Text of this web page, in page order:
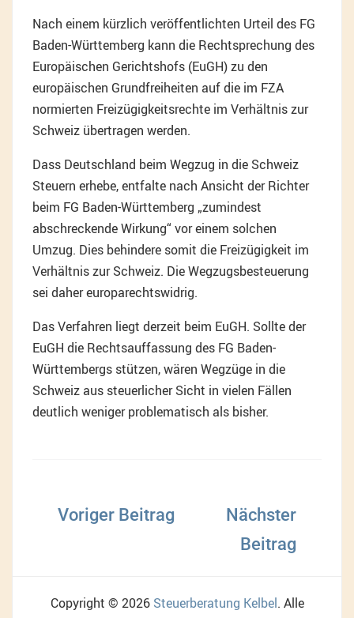
Nach einem kürzlich veröffentlichten Urteil des FG
Baden-Württemberg kann die Rechtsprechung des
Europäischen Gerichtshofs (EuGH) zu den
europäischen Grundfreiheiten auf die im FZA
normierten Freizügigkeitsrechte im Verhältnis zur
Schweiz übertragen werden.
Dass Deutschland beim Wegzug in die Schweiz
Steuern erhebe, entfalte nach Ansicht der Richter
beim FG Baden-Württemberg „zumindest
abschreckende Wirkung“ vor einem solchen
Umzug. Dies behindere somit die Freizügigkeit im
Verhältnis zur Schweiz. Die Wegzugsbesteuerung
sei daher europarechtswidrig.
Das Verfahren liegt derzeit beim EuGH. Sollte der
EuGH die Rechtsauffassung des FG Baden-
Württembergs stützen, wären Wegzüge in die
Schweiz aus steuerlicher Sicht in vielen Fällen
deutlich weniger problematisch als bisher.
Copyright © 2026 Steuerberatung Kelbel. Alle